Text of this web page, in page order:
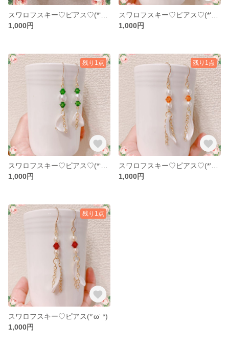
1,000円
1,000円
残り1点
1,000円
残り1点
1,000円
残り1点
スワロフスキー♡ピアス(*‘ω‘ *)
1,000円